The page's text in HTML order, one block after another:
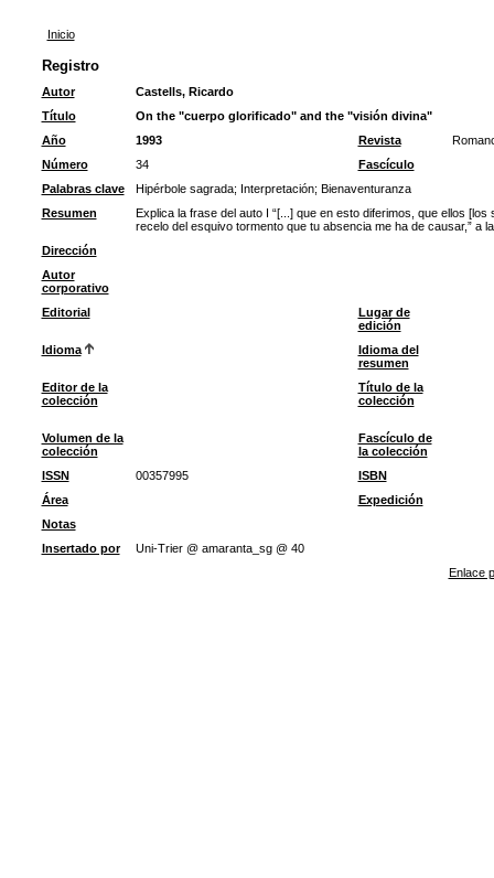
Inicio
Registro
Autor
Castells, Ricardo
Título
On the "cuerpo glorificado" and the "visión divina"
Año
1993 Revista
Número
34
Fascículo
Palabras clave
Hipérbole sagrada; Interpretación; Bienaventuranza
Resumen
Explica la frase del auto I “[...] que en esto diferimos, que ellos
recelo del esquivo tormento que tu absencia me ha de causar,” a
Dirección
Autor
corporativo
Editorial
Lugar de
edición
Idioma
Idioma del
resumen
Editor de la
colección
Título de la
colección
Volumen de la
colección
Fascículo de
la colección
ISSN
00357995
ISBN
Área
Expedición
Notas
Insertado por
Uni-Trier @ amaranta_sg @ 40
Enlace